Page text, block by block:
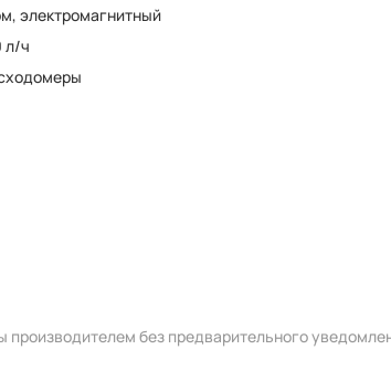
электромагнитный
л/ч
производителем без предварительного